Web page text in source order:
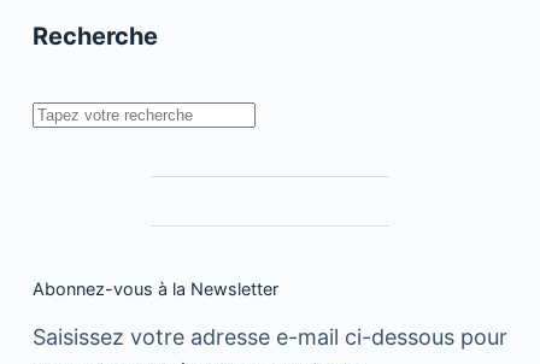
des
réalisée
par
Recherche
Rechercher
Abonnez-vous à la Newsletter
Saisissez votre adresse e-mail ci-dessous pour